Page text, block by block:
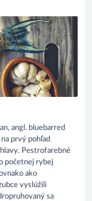
angl. bluebarred
prvý pohľad
Pestrofarebné
početnej rybej
ako
vyslúžili
sa